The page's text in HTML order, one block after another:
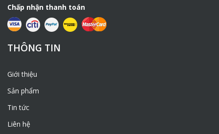
Chấp nhận thanh toán
THÔNG TIN
Giới thiệu
Sản phẩm
Tin tức
Liên hệ